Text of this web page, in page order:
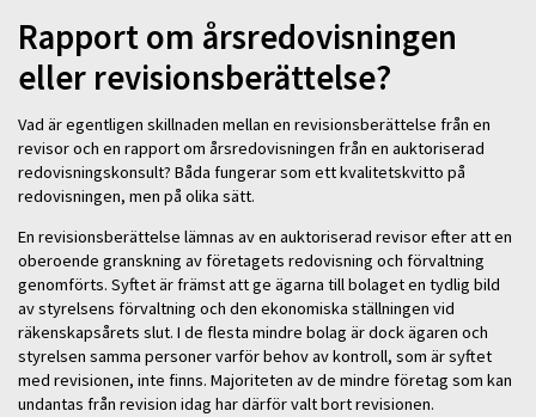
Rapport om årsredovisningen
eller revisionsberättelse?
Vad är egentligen skillnaden mellan en revisionsberättelse från en
revisor och en rapport om årsredovisningen från en auktoriserad
redovisningskonsult? Båda fungerar som ett kvalitetskvitto på
redovisningen, men på olika sätt.
En revisionsberättelse lämnas av en auktoriserad revisor efter att en
oberoende granskning av företagets redovisning och förvaltning
genomförts. Syftet är främst att ge ägarna till bolaget en tydlig bild
av styrelsens förvaltning och den ekonomiska ställningen vid
räkenskapsårets slut. I de flesta mindre bolag är dock ägaren och
styrelsen samma personer varför behov av kontroll, som är syftet
med revisionen, inte finns. Majoriteten av de mindre företag som kan
undantas från revision idag har därför valt bort revisionen.